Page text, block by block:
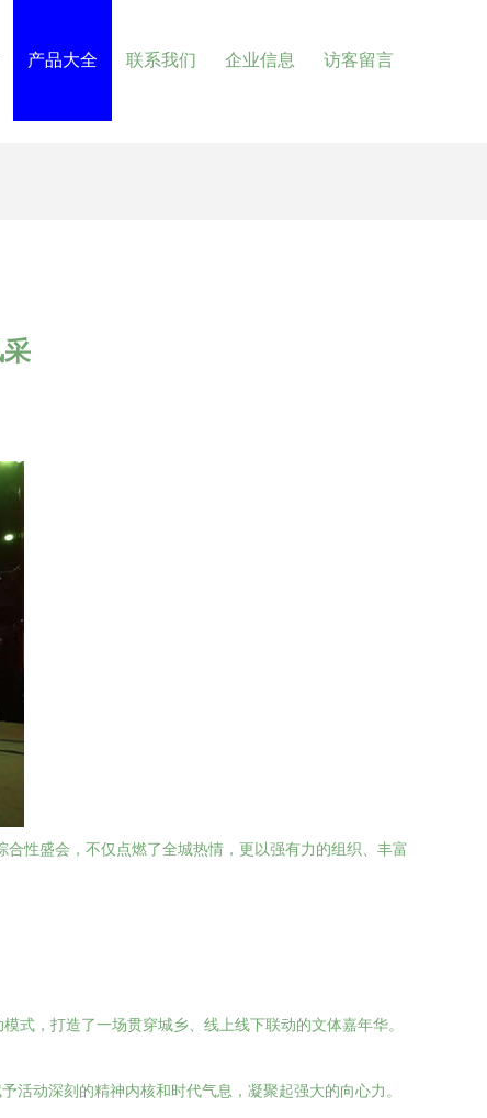
产品大全 联系我们 企业信息 访客留言
性盛会，不仅点燃了全城热情，更以强有力的组织、丰富
式，打造了一场贯穿城乡、线上线下联动的文体嘉年华。
动深刻的精神内核和时代气息，凝聚起强大的向心力。